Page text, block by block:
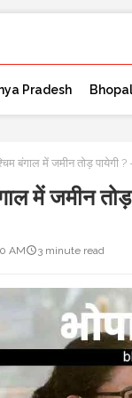
Pradesh Bhopal
बंगाल में जमीन तोड़ पायेगी
में जमीन
AM
3 minute read